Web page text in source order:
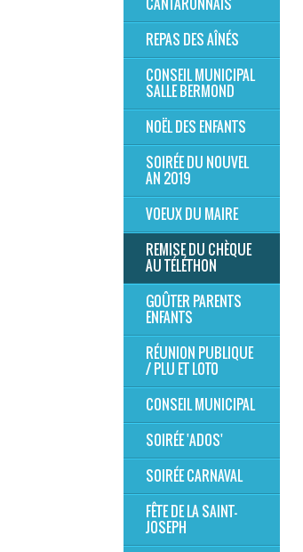
REPAS DES AÎNÉS
CONSEIL MUNICIPAL
SALLE BERMOND
NOËL DES ENFANTS
SOIRÉE DU NOUVEL
AN 2019
VOEUX DU MAIRE
REMISE DU CHÈQUE
AU TÉLÉTHON
GOÛTER PARENTS
ENFANTS
RÉUNION PUBLIQUE
/ PLU ET LOTO
CONSEIL MUNICIPAL
SOIRÉE 'ADOS'
SOIRÉE CARNAVAL
FÊTE DE LA SAINT-
JOSEPH